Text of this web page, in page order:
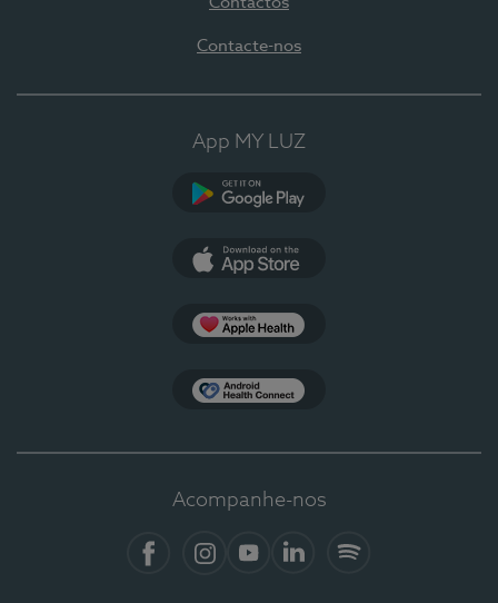
Contacte-nos
App MY LUZ
Acompanhe-nos